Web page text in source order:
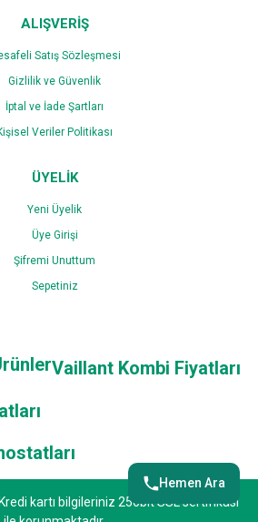
ALIŞVERİŞ
Satış Sözleşmesi
Gizlilik ve Güvenlik
İptal ve İade Şartları
Veriler Politikası
ÜYELİK
Yeni Üyelik
Üye Girişi
Şifremi Unuttum
Sepetiniz
Vaillant Kombi Fiyatları
Hemen Ara
kartı bilgileriniz 256bit SSL sertifikası